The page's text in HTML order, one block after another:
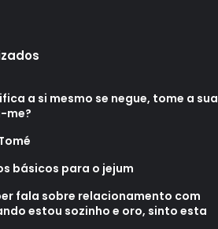
a si mesmo se negue, tome a sua
me?
básicos para o jejum
fala sobre relacionamento com
estou sozinho e oro, sinto esta